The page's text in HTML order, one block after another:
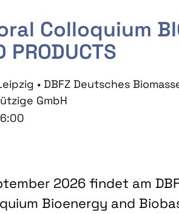
Colloquium
PRODUCTS
• DBFZ Deutsches
GmbH
2026 findet am
Bioenergy and